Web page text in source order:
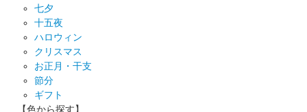
七夕
十五夜
ハロウィン
クリスマス
お正月・干支
節分
ギフト
【色から探す】